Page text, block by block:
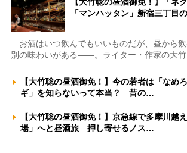
「マンハッタン」新宿三丁目
お酒はいつ飲んでもいいものだが、昼から
別の味わいがある――。ライター・作家の大竹
【大竹聡の昼酒御免！】今の若者は「なめ
ギ」を知らないって本当？ 昔の…
【大竹聡の昼酒御免！】京急線で多摩川越
場」へと昼酒旅 押し寄せるノス…